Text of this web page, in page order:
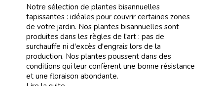
Notre sélection de plantes bisannuelles
tapissantes : idéales pour couvrir certaines zones
de votre jardin. Nos plantes bisannuelles sont
produites dans les règles de l'art : pas de
surchauffe ni d'excès d'engrais lors de la
production. Nos plantes poussent dans des
conditions qui leur confèrent une bonne résistance
et une floraison abondante.